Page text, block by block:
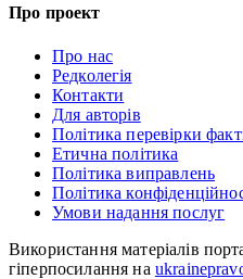
Про проект
Про нас
Редколегія
Контакти
Для авторів
Політика перевірки
Етична політика
Політика виправлень
Політика
Умови надання послуг
Використання матеріалів
гіперпосилання на